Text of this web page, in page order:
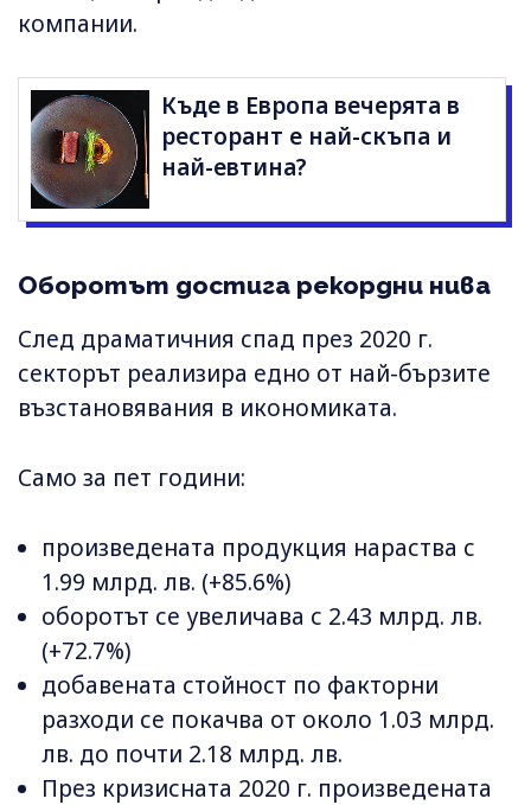
компании.
Къде в Европа вечерята в
ресторант е най-скъпа и
най-евтина?
Оборотът достига рекордни нива
След драматичния спад през 2020 г.
секторът реализира едно от най-бързите
възстановявания в икономиката.
Само за пет години:
произведената продукция нараства с
1.99 млрд. лв. (+85.6%)
оборотът се увеличава с 2.43 млрд. лв.
(+72.7%)
добавената стойност по факторни
разходи се покачва от около 1.03 млрд.
лв. до почти 2.18 млрд. лв.
През кризисната 2020 г. произведената